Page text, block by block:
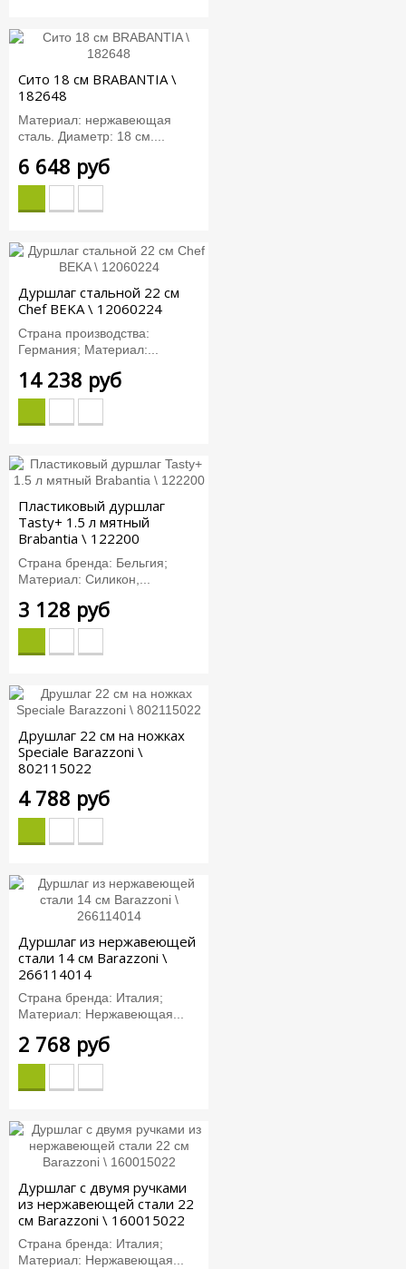
Сито 18 см BRABANTIA \
182648
Материал: нержавеющая
сталь. Диаметр: 18 см....
6 648 руб
Дуршлаг стальной 22 см
Chef BEKA \ 12060224
Страна производства:
Германия; Материал:...
14 238 руб
Пластиковый дуршлаг
Tasty+ 1.5 л мятный
Brabantia \ 122200
Страна бренда: Бельгия;
Материал: Силикон,...
3 128 руб
Друшлаг 22 см на ножках
Speciale Barazzoni \
802115022
4 788 руб
Дуршлаг из нержавеющей
стали 14 см Barazzoni \
266114014
Страна бренда: Италия;
Материал: Нержавеющая...
2 768 руб
Дуршлаг с двумя ручками
из нержавеющей стали 22
см Barazzoni \ 160015022
Страна бренда: Италия;
Материал: Нержавеющая...